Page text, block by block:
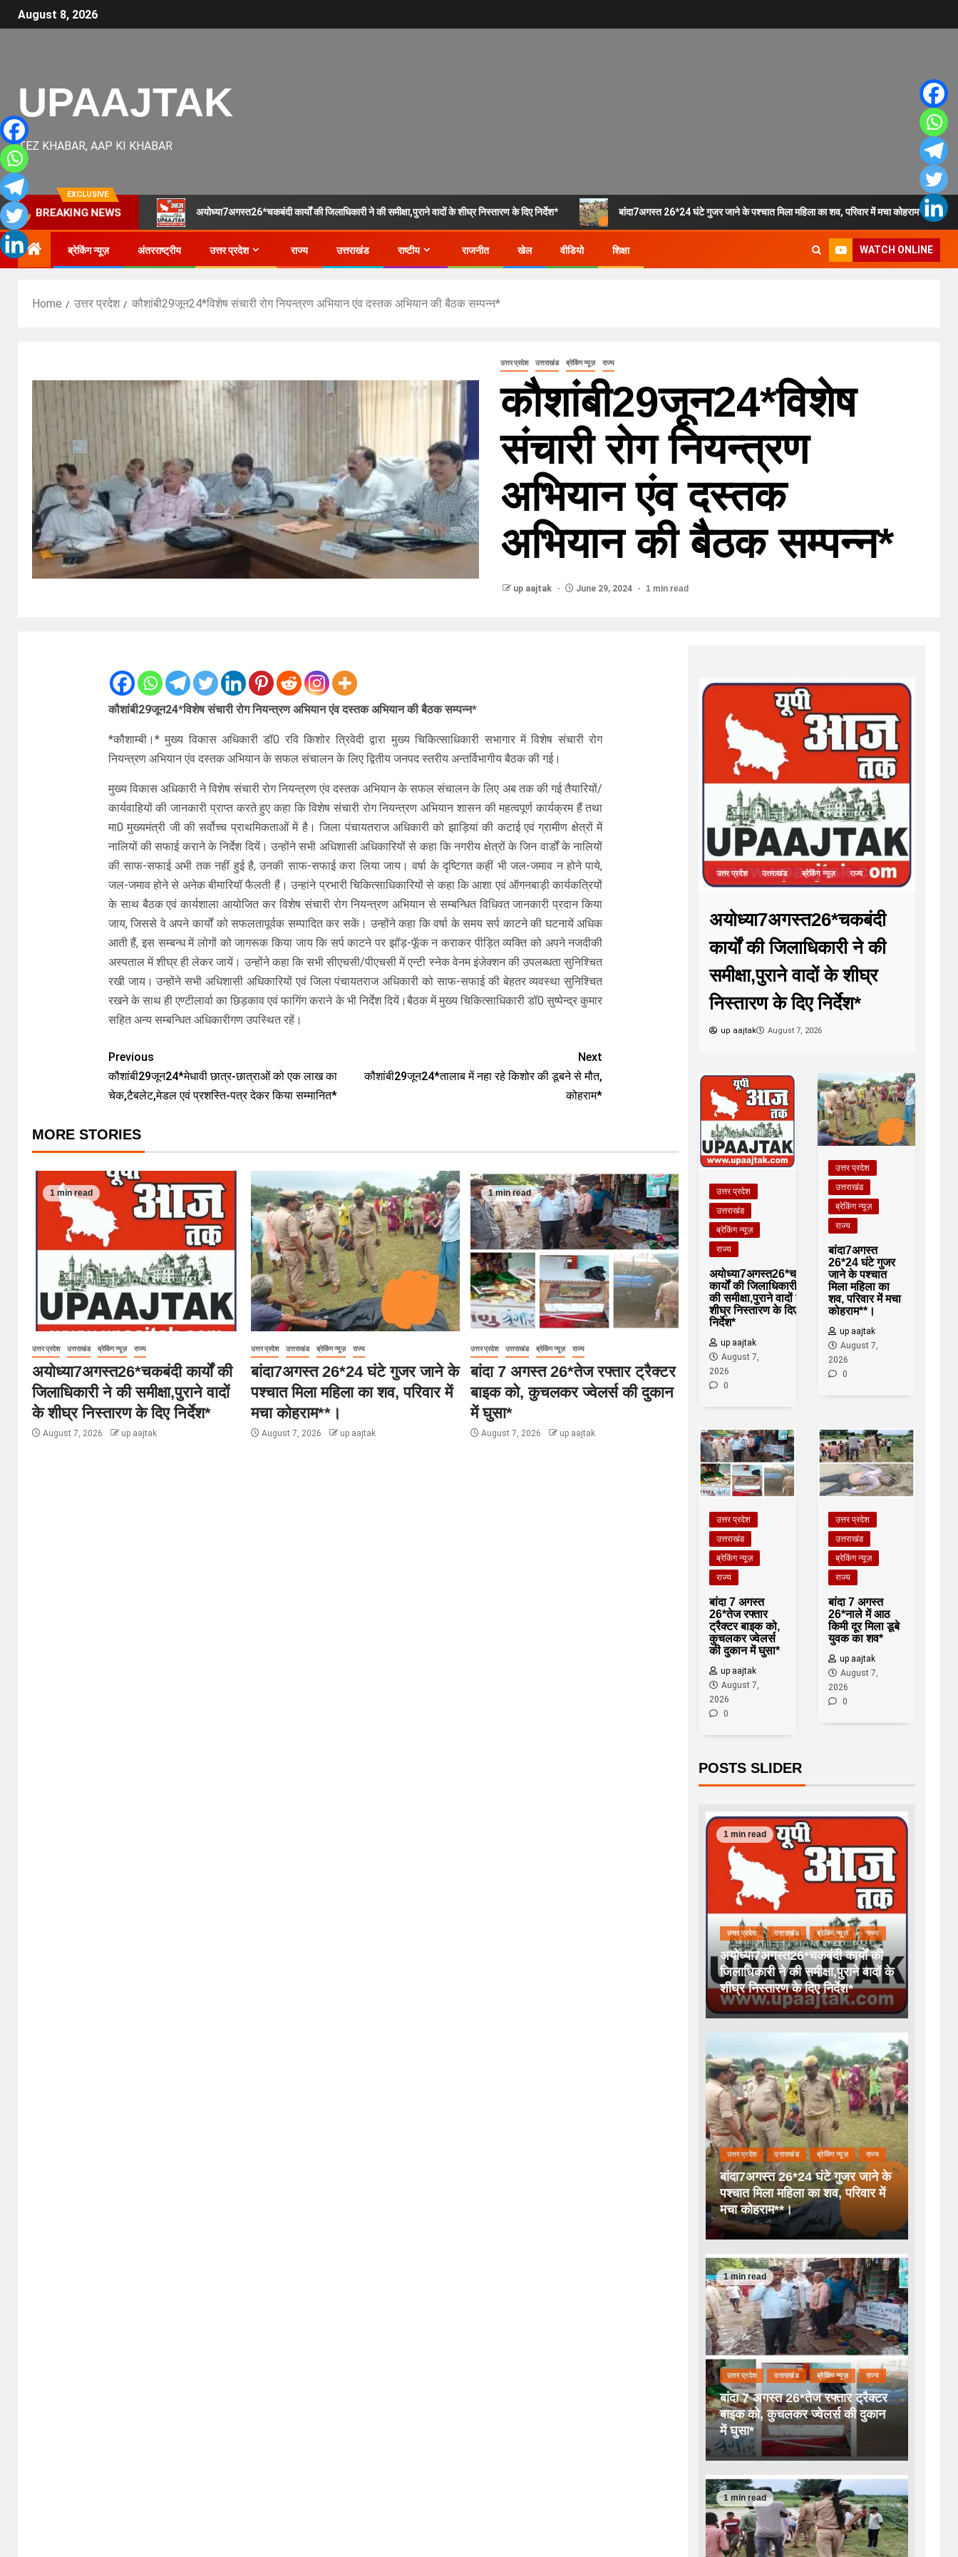
August 8, 2026
UPAAJTAK
TEZ KHABAR, AAP KI KHABAR
EXCLUSIVE
BREAKING NEWS अयोध्या7अगस्त26*चकबंदी कार्यों की जिलाधिकारी ने की समीक्षा,पुराने वादों के शीघ्र निस्तारण के दिए निर्देश* बांदा7अगस्त 26*24 घंटे गुजर जाने के पश्चात मिला महिला का शव, परिवार में मचा कोहराम**।
ब्रेकिंग न्यूज़ अंतरराष्ट्रीय उत्तर प्रदेश राज्य उत्तराखंड राष्टीय राजनीत खेल वीडियो शिक्षा WATCH ONLINE
Home उत्तर प्रदेश कौशांबी29जून24*विशेष संचारी रोग नियन्त्रण अभियान एंव दस्तक अभियान की बैठक सम्पन्न*
उत्तर प्रदेश उत्तराखंड ब्रेकिंग न्यूज़ राज्य
कौशांबी29जून24*विशेष
संचारी रोग नियन्त्रण
अभियान एंव दस्तक
अभियान की बैठक सम्पन्न*
up aajtak June 29, 2024 1 min read
कौशांबी29जून24*विशेष संचारी रोग नियन्त्रण अभियान एंव दस्तक अभियान की बैठक सम्पन्न*
*कौशाम्बी।* मुख्य विकास अधिकारी डॉ0 रवि किशोर त्रिवेदी द्वारा मुख्य चिकित्साधिकारी सभागार में विशेष संचारी रोग
नियन्त्रण अभियान एंव दस्तक अभियान के सफल संचालन के लिए द्वितीय जनपद स्तरीय अन्तर्विभागीय बैठक की गई।
मुख्य विकास अधिकारी ने विशेष संचारी रोग नियन्त्रण एंव दस्तक अभियान के सफल संचालन के लिए अब तक की गई तैयारियों/
कार्यवाहियों की जानकारी प्राप्त करते हुए कहा कि विशेष संचारी रोग नियन्त्रण अभियान शासन की महत्वपूर्ण कार्यक्रम हैं तथा
मा0 मुख्यमंत्री जी की सर्वोच्च प्राथमिकताओं में है। जिला पंचायतराज अधिकारी को झाड़ियां की कटाई एवं ग्रामीण क्षेत्रों में
नालियों की सफाई कराने के निर्देश दियें। उन्होंने सभी अधिशासी अधिकारियों से कहा कि नगरीय क्षेत्रों के जिन वार्डों के नालियों
की साफ-सफाई अभी तक नहीं हुई है, उनकी साफ-सफाई करा लिया जाय। वर्षा के दृष्टिगत कहीं भी जल-जमाव न होने पाये,
जल-जमाव होने से अनेक बीमारियॉ फैलती हैं। उन्हांने प्रभारी चिकित्साधिकारियों से कहा कि आशा एवं ऑगनबाड़ी कार्यकत्रियों
के साथ बैठक एवं कार्यशाला आयोजित कर विशेष संचारी रोग नियन्त्रण अभियान से सम्बन्धित विधिवत जानकारी प्रदान किया
जाय, जिससे वे अपने कार्यों को सफलतापूर्वक सम्पादित कर सकें। उन्होंने कहा कि वर्षा के समय सर्प काटने की घटनायें अधिक
आती हैं, इस सम्बन्ध में लोगों को जागरूक किया जाय कि सर्प काटने पर झॉड़-फूॅक न कराकर पीड़ित व्यक्ति को अपने नजदीकी
अस्पताल में शीघ्र ही लेकर जायें। उन्होंने कहा कि सभी सीएचसी/पीएचसी में एन्टी स्नेक वेनम इंजेक्शन की उपलब्धता सुनिश्चित
रखी जाय। उन्होंने सभी अधिशासी अधिकारियों एवं जिला पंचायतराज अधिकारी को साफ-सफाई की बेहतर व्यवस्था सुनिश्चित
रखने के साथ ही एण्टीलार्वा का छिड़काव एवं फागिंग कराने के भी निर्देश दियें।बैठक में मुख्य चिकित्साधिकारी डॉ0 सुष्पेन्द्र कुमार
सहित अन्य सम्बन्धित अधिकारीगण उपस्थित रहें।
Previous
कौशांबी29जून24*मेधावी छात्र-छात्राओं को एक लाख का
चेक,टैबलेट,मेडल एवं प्रशस्ति-पत्र देकर किया सम्मानित*
Next
कौशांबी29जून24*तालाब में नहा रहे किशोर की डूबने से मौत,
कोहराम*
MORE STORIES
1 min read
उत्तर प्रदेश उत्तराखंड ब्रेकिंग न्यूज़ राज्य
अयोध्या7अगस्त26*चकबंदी कार्यों की
जिलाधिकारी ने की समीक्षा,पुराने वादों
के शीघ्र निस्तारण के दिए निर्देश*
August 7, 2026 up aajtak
उत्तर प्रदेश उत्तराखंड ब्रेकिंग न्यूज़ राज्य
बांदा7अगस्त 26*24 घंटे गुजर जाने के
पश्चात मिला महिला का शव, परिवार में
मचा कोहराम**।
August 7, 2026 up aajtak
1 min read
उत्तर प्रदेश उत्तराखंड ब्रेकिंग न्यूज़ राज्य
बांदा 7 अगस्त 26*तेज रफ्तार ट्रैक्टर
बाइक को, कुचलकर ज्वेलर्स की दुकान
में घुसा*
August 7, 2026 up aajtak
उत्तर प्रदेश उत्तराखंड ब्रेकिंग न्यूज़ राज्य
अयोध्या7अगस्त26*चकबंदी
कार्यों की जिलाधिकारी ने की
समीक्षा,पुराने वादों के शीघ्र
निस्तारण के दिए निर्देश*
up aajtak August 7, 2026
उत्तर प्रदेश
उत्तराखंड
ब्रेकिंग न्यूज़
राज्य
अयोध्या7अगस्त26*चकबंदी
कार्यों की जिलाधिकारी ने
की समीक्षा,पुराने वादों के
शीघ्र निस्तारण के दिए
निर्देश*
up aajtak
August 7,
2026
0
उत्तर प्रदेश
उत्तराखंड
ब्रेकिंग न्यूज़
राज्य
बांदा7अगस्त
26*24 घंटे गुजर
जाने के पश्चात
मिला महिला का
शव, परिवार में मचा
कोहराम**।
up aajtak
August 7,
2026
0
उत्तर प्रदेश
उत्तराखंड
ब्रेकिंग न्यूज़
राज्य
बांदा 7 अगस्त
26*तेज रफ्तार
ट्रैक्टर बाइक को,
कुचलकर ज्वेलर्स
की दुकान में घुसा*
up aajtak
August 7,
2026
0
उत्तर प्रदेश
उत्तराखंड
ब्रेकिंग न्यूज़
राज्य
बांदा 7 अगस्त
26*नाले में आठ
किमी दूर मिला डूबे
युवक का शव*
up aajtak
August 7,
2026
0
POSTS SLIDER
1 min read
उत्तर प्रदेश उत्तराखंड ब्रेकिंग न्यूज़ राज्य
अयोध्या7अगस्त26*चकबंदी कार्यों की
जिलाधिकारी ने की समीक्षा,पुराने वादों के
शीघ्र निस्तारण के दिए निर्देश*
उत्तर प्रदेश उत्तराखंड ब्रेकिंग न्यूज़ राज्य
बांदा7अगस्त 26*24 घंटे गुजर जाने के
पश्चात मिला महिला का शव, परिवार में
मचा कोहराम**।
1 min read
उत्तर प्रदेश उत्तराखंड ब्रेकिंग न्यूज़ राज्य
बांदा 7 अगस्त 26*तेज रफ्तार ट्रैक्टर
बाइक को, कुचलकर ज्वेलर्स की दुकान
में घुसा*
1 min read